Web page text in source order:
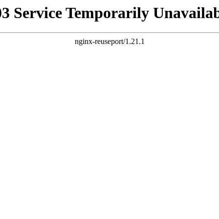
Service Temporarily
nginx-reuseport/1.21.1